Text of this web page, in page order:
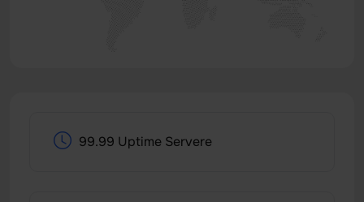
99.99 Uptime Servere